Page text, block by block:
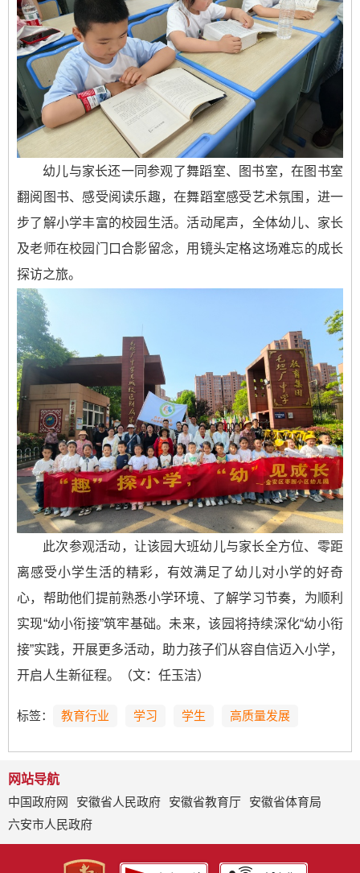
幼儿与家长还一同参观了舞蹈室、图书室，在图书室
翻阅图书、感受阅读乐趣，在舞蹈室感受艺术氛围，进一
步了解小学丰富的校园生活。活动尾声，全体幼儿、家长
及老师在校园门口合影留念，用镜头定格这场难忘的成长
探访之旅。
此次参观活动，让该园大班幼儿与家长全方位、零距
离感受小学生活的精彩，有效满足了幼儿对小学的好奇
心，帮助他们提前熟悉小学环境、了解学习节奏，为顺利
实现“幼小衔接”筑牢基础。未来，该园将持续深化“幼小衔
接”实践，开展更多活动，助力孩子们从容自信迈入小学，
开启人生新征程。（文：任玉洁）
标签： 教育行业 学习 学生 高质量发展
网站导航
中国政府网
安徽省人民政府 安徽省教育厅
安徽省体育局
六安市人民政府